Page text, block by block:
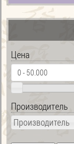
Цена
Производитель
Производитель